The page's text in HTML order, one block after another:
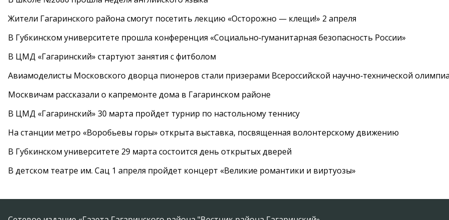
Жители Гагаринского района смогут посетить лекцию «Осторожно — клещи!» 2 апреля
В Губкинском университете прошла конференция «Социально‑гуманитарная безопасность России»
В ЦМД «Гагаринский» стартуют занятия с фитболом
Авиамоделисты Московского дворца пионеров стали призерами Всероссийской научно‑технической
Москвичам рассказали о капремонте дома в Гагаринском районе
В ЦМД «Гагаринский» 30 марта пройдет турнир по настольному теннису
На станции метро «Воробьевы горы» открыта выставка, посвященная волонтерскому движению
В Губкинском университете 29 марта состоится день открытых дверей
В детском театре им. Сац 1 апреля пройдет концерт «Великие романтики и виртуозы»